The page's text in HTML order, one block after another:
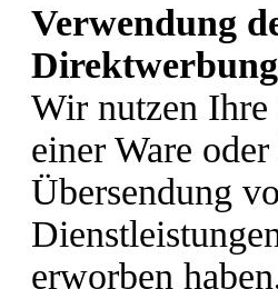
Verwendung
Direktwerbung
Wir nutzen
einer Ware
Übersendung
erworben